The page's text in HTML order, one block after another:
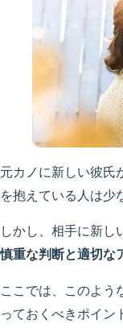
元カノに新しい彼氏
を抱えている人は少
しかし、相手に新し
慎重な判断と適切な
ここでは、このよう
っておくべきポイン